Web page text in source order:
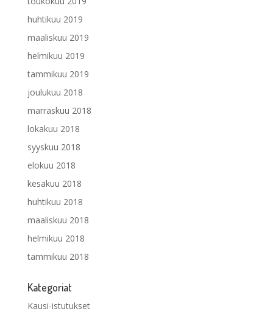
huhtikuu 2019
maaliskuu 2019
helmikuu 2019
tammikuu 2019
joulukuu 2018
marraskuu 2018
lokakuu 2018
syyskuu 2018
elokuu 2018
kesäkuu 2018
huhtikuu 2018
maaliskuu 2018
helmikuu 2018
tammikuu 2018
Kategoriat
Kausi-istutukset